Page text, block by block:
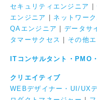
セキュリティエンジニア
|
エンジニア
ネットワー
QAエンジニア
|データサ
タマーサクセス
その他
ITコンサルタント・PMO
クリエイティブ
WEBデザイナー・UI/UX